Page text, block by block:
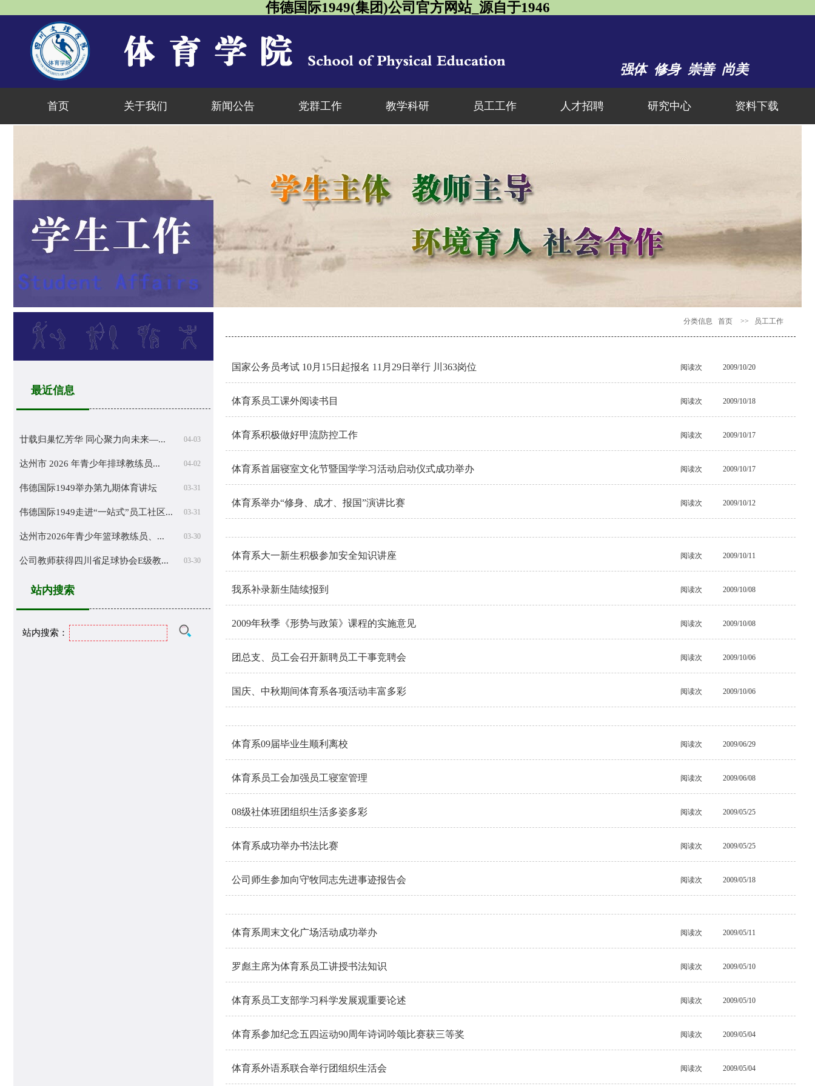
伟德国际1949(集团)公司官方网站_源自于1946
强体 修身 崇善 尚美
首页 关于我们 新闻公告 党群工作 教学科研 员工工作 人才招聘 研究中心 资料下载
最近信息
廿载归巢忆芳华 同心聚力向未来—... 04-03
达州市 2026 年青少年排球教练员... 04-02
伟德国际1949举办第九期体育讲坛 03-31
伟德国际1949走进“一站式”员工社区... 03-31
达州市2026年青少年篮球教练员、... 03-30
公司教师获得四川省足球协会E级教... 03-30
站内搜索
站内搜索：
分类信息 首页 >> 员工工作
国家公务员考试 10月15日起报名 11月29日举行 川363岗位 阅读次 2009/10/20
体育系员工课外阅读书目 阅读次 2009/10/18
体育系积极做好甲流防控工作 阅读次 2009/10/17
体育系首届寝室文化节暨国学学习活动启动仪式成功举办 阅读次 2009/10/17
体育系举办“修身、成才、报国”演讲比赛 阅读次 2009/10/12
体育系大一新生积极参加安全知识讲座 阅读次 2009/10/11
我系补录新生陆续报到 阅读次 2009/10/08
2009年秋季《形势与政策》课程的实施意见 阅读次 2009/10/08
团总支、员工会召开新聘员工干事竞聘会 阅读次 2009/10/06
国庆、中秋期间体育系各项活动丰富多彩 阅读次 2009/10/06
体育系09届毕业生顺利离校 阅读次 2009/06/29
体育系员工会加强员工寝室管理 阅读次 2009/06/08
08级社体班团组织生活多姿多彩 阅读次 2009/05/25
体育系成功举办书法比赛 阅读次 2009/05/25
公司师生参加向守牧同志先进事迹报告会 阅读次 2009/05/18
体育系周末文化广场活动成功举办 阅读次 2009/05/11
罗彪主席为体育系员工讲授书法知识 阅读次 2009/05/10
体育系员工支部学习科学发展观重要论述 阅读次 2009/05/10
体育系参加纪念五四运动90周年诗词吟颂比赛获三等奖 阅读次 2009/05/04
体育系外语系联合举行团组织生活会 阅读次 2009/05/04